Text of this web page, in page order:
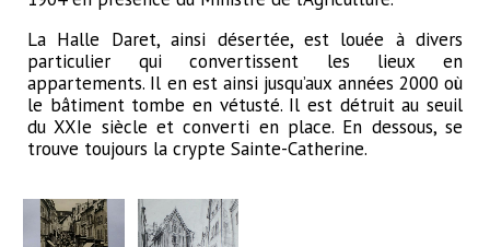
La Halle Daret, ainsi désertée, est louée à divers
particulier qui convertissent les lieux en
appartements. Il en est ainsi jusqu’aux années 2000 où
le bâtiment tombe en vétusté. Il est détruit au seuil
du XXIe siècle et converti en place. En dessous, se
trouve toujours la crypte Sainte-Catherine.